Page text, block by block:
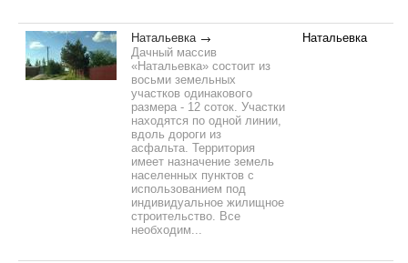
Натальевка
Дачный массив
«Натальевка» состоит из
восьми земельных
участков одинакового
размера - 12 соток. Участки
находятся по одной линии,
вдоль дороги из
асфальта. Территория
имеет назначение земель
населенных пунктов с
использованием под
индивидуальное жилищное
строительство. Все
необходим...
Натальевка